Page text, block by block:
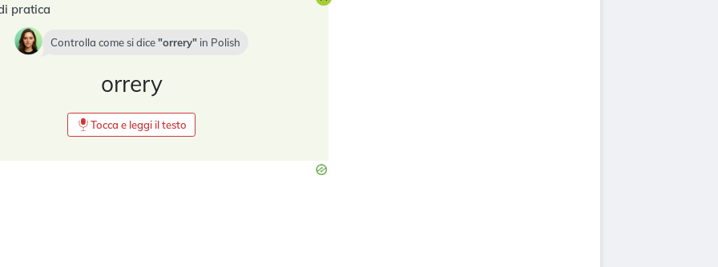
pratica
Controlla come si dice orrery in Polish
orrery
Tocca e leggi il testo